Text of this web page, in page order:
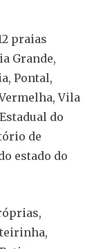
praias
Grande,
Pontal,
Vila
do
de
estado do